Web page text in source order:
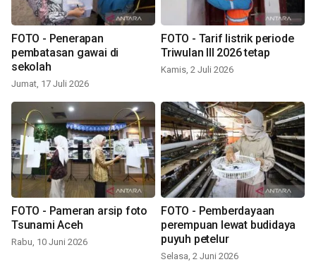
FOTO - Penerapan
pembatasan gawai di
sekolah
Jumat, 17 Juli 2026
FOTO - Tarif listrik periode
Triwulan III 2026 tetap
Kamis, 2 Juli 2026
FOTO - Pameran arsip foto
Tsunami Aceh
Rabu, 10 Juni 2026
FOTO - Pemberdayaan
perempuan lewat budidaya
puyuh petelur
Selasa, 2 Juni 2026